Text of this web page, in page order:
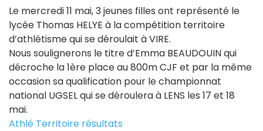
Le mercredi 11 mai, 3 jeunes filles ont représenté le
lycée Thomas HELYE à la compétition territoire
d’athlétisme qui se déroulait à VIRE.
Nous soulignerons le titre d’Emma BEAUDOUIN qui
décroche la 1ère place au 800m CJF et par la même
occasion sa qualification pour le championnat
national UGSEL qui se déroulera à LENS les 17 et 18
mai.
Athlé Territoire résultats